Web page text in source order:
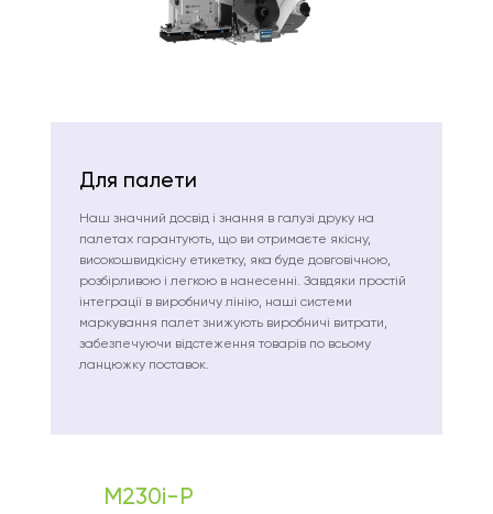
Для палети
Наш значний досвід і знання в галузі друку на
палетах гарантують, що ви отримаєте якісну,
високошвидкісну етикетку, яка буде довговічною,
розбірливою і легкою в нанесенні. Завдяки простій
інтеграції в виробничу лінію, наші системи
маркування палет знижують виробничі витрати,
забезпечуючи відстеження товарів по всьому
ланцюжку поставок.
M230i-P